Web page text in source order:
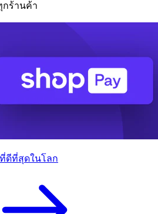
กร้านค้า
ดีที่สุดในโลก